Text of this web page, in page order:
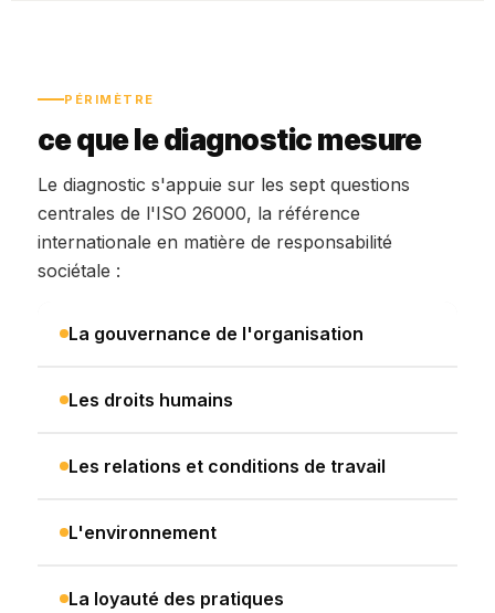
PÉRIMÈTRE
ce que le diagnostic mesure
Le diagnostic s'appuie sur les sept questions
centrales de l'ISO 26000, la référence
internationale en matière de responsabilité
sociétale :
La gouvernance de l'organisation
Les droits humains
Les relations et conditions de travail
L'environnement
La loyauté des pratiques